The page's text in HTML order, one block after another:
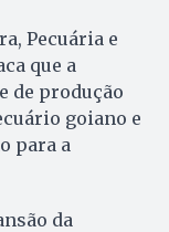
Pecuária e
que a
de produção
goiano e
para a
da